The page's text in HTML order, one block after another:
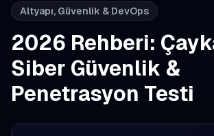
Altyapı, Güvenlik & DevOps
2026 Rehberi:
Siber Güvenlik &
Penetrasyon Testi